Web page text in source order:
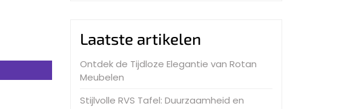
Laatste artikelen
Ontdek de Tijdloze Elegantie van Rotan
Meubelen
Stijlvolle RVS Tafel: Duurzaamheid en